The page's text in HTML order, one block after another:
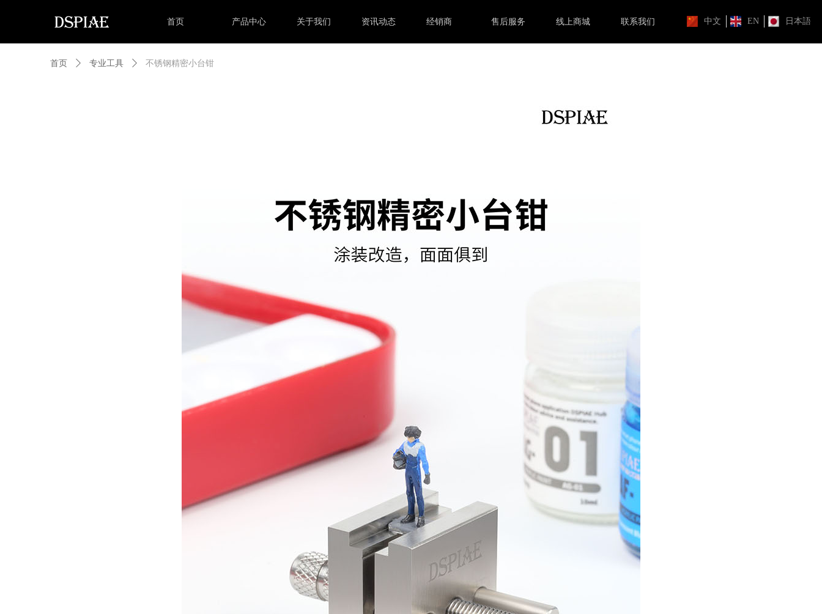
中文 EN 日本語
首页 产品中心 关于我们 资讯动态 经销商 售后服务 线上商城 联系我们
首页 ꄲ 专业工具 ꄲ 不锈钢精密小台钳